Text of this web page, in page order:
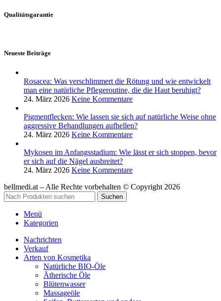
Qualitätsgarantie
Neueste Beiträge
Rosacea: Was verschlimmert die Rötung und wie entwickelt
man eine natürliche Pflegeroutine, die die Haut beruhigt?
24. März 2026 Keine Kommentare
Pigmentflecken: Wie lassen sie sich auf natürliche Weise ohne
aggressive Behandlungen aufhellen?
24. März 2026 Keine Kommentare
Mykosen im Anfangsstadium: Wie lässt er sich stoppen, bevor
er sich auf die Nägel ausbreitet?
24. März 2026 Keine Kommentare
bellmedi.at – Alle Rechte vorbehalten © Copyright 2026
Suchen
Menü
Kategorien
Nachrichten
Verkauf
Arten von Kosmetika
Natürliche BIO-Öle
Ätherische Öle
Blütenwasser
Massageöle